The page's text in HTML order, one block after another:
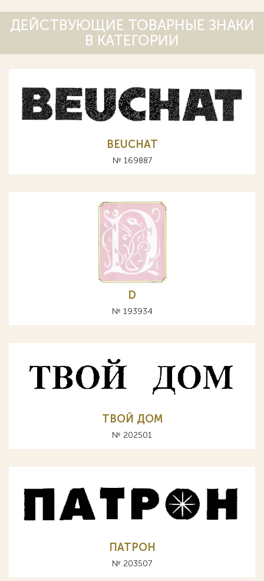
ДЕЙСТВУЮЩИЕ ТОВАРНЫЕ ЗНАКИ
В КАТЕГОРИИ
BEUCHAT
№ 169887
D
№ 193934
ТВОЙ ДОМ
№ 202501
ПАТРОН
№ 203507